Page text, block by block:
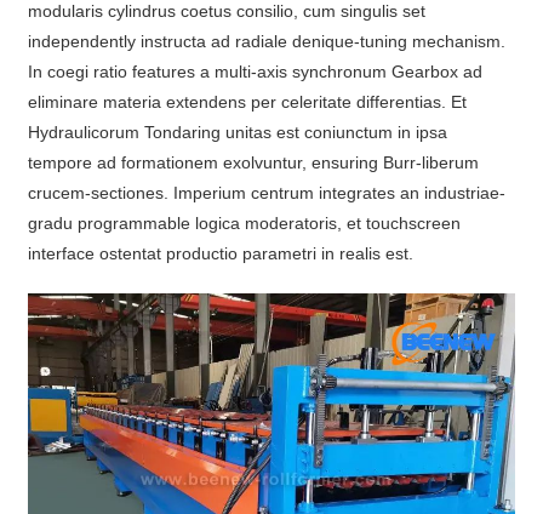
modularis cylindrus coetus consilio, cum singulis set
independently instructa ad radiale denique-tuning mechanism.
In coegi ratio features a multi-axis synchronum Gearbox ad
eliminare materia extendens per celeritate differentias. Et
Hydraulicorum Tondaring unitas est coniunctum in ipsa
tempore ad formationem exolvuntur, ensuring Burr-liberum
crucem-sectiones. Imperium centrum integrates an industriae-
gradu programmable logica moderatoris, et touchscreen
interface ostentat productio parametri in realis est.